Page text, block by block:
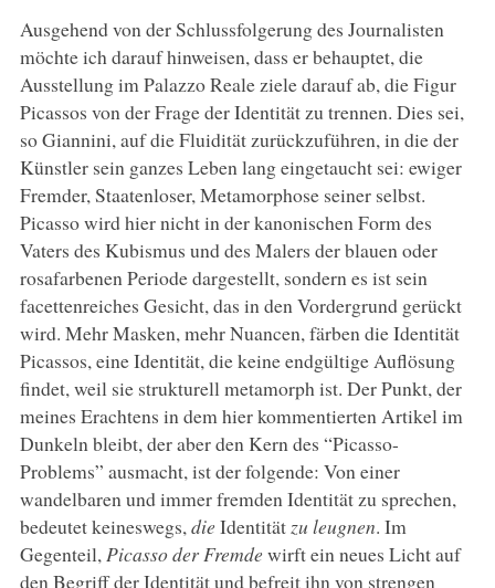
Ausgehend von der Schlussfolgerung des Journalisten
möchte ich darauf hinweisen, dass er behauptet, die
Ausstellung im Palazzo Reale ziele darauf ab, die Figur
Picassos von der Frage der Identität zu trennen. Dies sei,
so Giannini, auf die Fluidität zurückzuführen, in die der
Künstler sein ganzes Leben lang eingetaucht sei: ewiger
Fremder, Staatenloser, Metamorphose seiner selbst.
Picasso wird hier nicht in der kanonischen Form des
Vaters des Kubismus und des Malers der blauen oder
rosafarbenen Periode dargestellt, sondern es ist sein
facettenreiches Gesicht, das in den Vordergrund gerückt
wird. Mehr Masken, mehr Nuancen, färben die Identität
Picassos, eine Identität, die keine endgültige Auflösung
findet, weil sie strukturell metamorph ist. Der Punkt, der
meines Erachtens in dem hier kommentierten Artikel im
Dunkeln bleibt, der aber den Kern des “Picasso-
Problems” ausmacht, ist der folgende: Von einer
wandelbaren und immer fremden Identität zu sprechen,
bedeutet keineswegs,dieIdentitätzu leugnen. Im
Gegenteil,Picasso der Fremdewirft ein neues Licht auf
den Begriff der Identität und befreit ihn von strengen